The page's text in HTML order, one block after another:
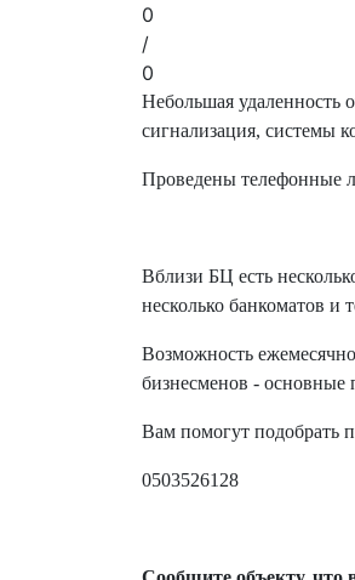
0
/
0
Небольшая удаленность
сигнализация, системы
Проведены телефонные
Вблизи БЦ есть
несколько банкоматов и
Возможность
бизнесменов -
Вам помогут подобрать
0503526128